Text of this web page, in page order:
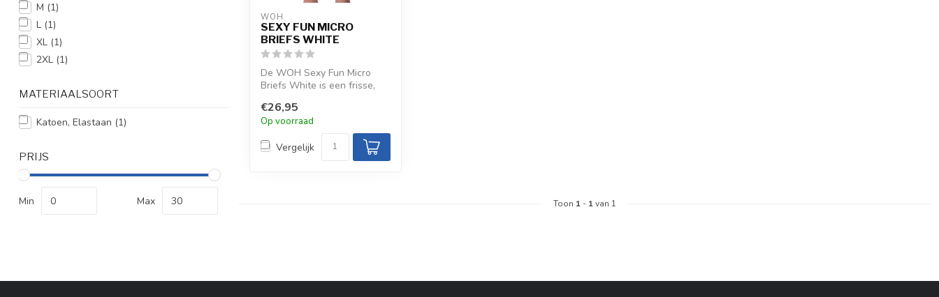
M (1)
L (1)
XL (1)
2XL (1)
MATERIAALSOORT
Katoen, Elastaan (1)
PRIJS
Min Max
WOH
SEXY FUN MICRO
BRIEFS WHITE
De WOH Sexy Fun Micro
Briefs White is een frisse,
zach...
€26,95
Op voorraad
Vergelijk
Toon 1 - 1van 1